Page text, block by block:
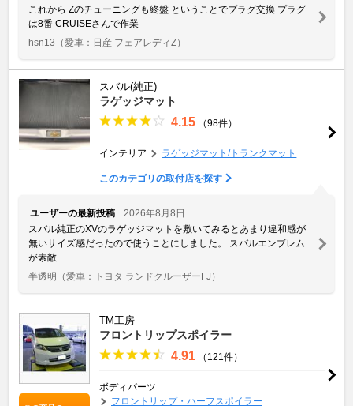
これから Zのチューニングも終盤 ということでプラグ交換 プラグ
は8番 CRUISEさんで作業
hsn13 （愛車：日産 フェアレディZ）
スバル(純正)
ラゲッジマット
4.15 （98件）
インテリア ラゲッジマット/トランクマット
このカテゴリの取付店を探す
ユーザーの最新投稿
2026年8月8日
スバル純正のXVのラゲッジマットを敷いてみるとあまり違和感が
無いサイズ感だったので使うことにしました。 スバルエンブレム
が素敵
半透明 （愛車：トヨタ ランドクルーザーFJ）
TM工房
フロントリップスポイラー
4.91 （121件）
ボディパーツ
フロントリップ・ハーフスポイラー